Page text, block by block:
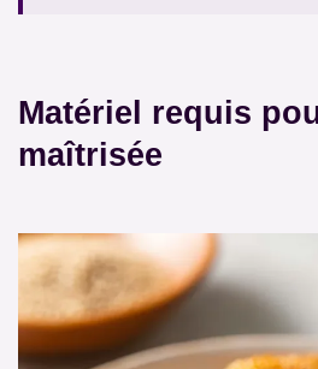
Matériel requis
maîtrisée